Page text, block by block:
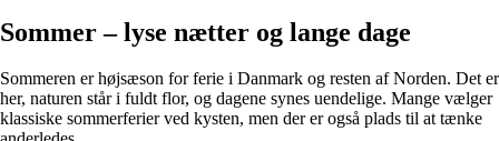
Sommer – lyse nætter og lange dage
Sommeren er højsæson for ferie i Danmark og resten af Norden. Det er
her, naturen står i fuldt flor, og dagene synes uendelige. Mange vælger
klassiske sommerferier ved kysten, men der er også plads til at tænke